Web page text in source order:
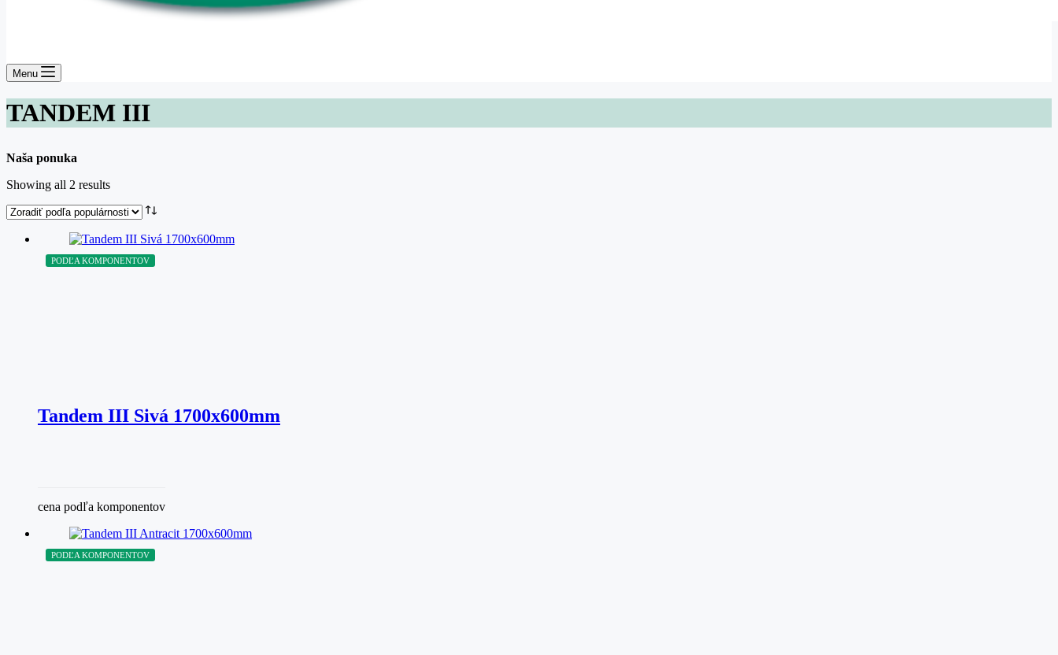
Menu
TANDEM III
Naša ponuka
Showing all 2 results
PODĽA KOMPONENTOV
Tandem III Sivá 1700x600mm
cena podľa komponentov
PODĽA KOMPONENTOV